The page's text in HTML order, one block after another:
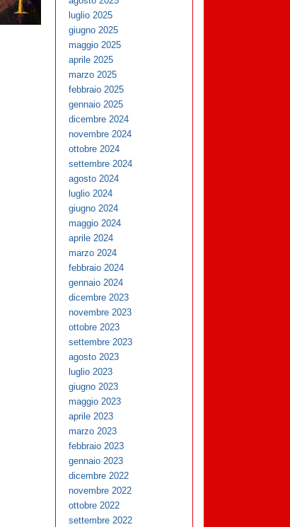
luglio 2025
giugno 2025
maggio 2025
aprile 2025
marzo 2025
febbraio 2025
gennaio 2025
dicembre 2024
novembre 2024
ottobre 2024
settembre 2024
agosto 2024
luglio 2024
giugno 2024
maggio 2024
aprile 2024
marzo 2024
febbraio 2024
gennaio 2024
dicembre 2023
novembre 2023
ottobre 2023
settembre 2023
agosto 2023
luglio 2023
giugno 2023
maggio 2023
aprile 2023
marzo 2023
febbraio 2023
gennaio 2023
dicembre 2022
novembre 2022
ottobre 2022
settembre 2022